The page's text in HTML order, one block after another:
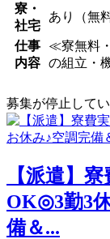
寮・
社宅
あり（無料
仕事
内容
≪寮無料
の組立・
募集が停止して
【派遣】
OK◎3勤3
備＆...